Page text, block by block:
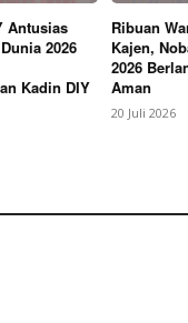
Antusias
2026
Kadin DIY
Ribuan
Kajen,
2026
Aman
20 Juli 2026